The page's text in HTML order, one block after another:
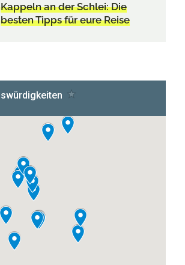
Kappeln an der Schlei: Die
besten Tipps für eure Reise